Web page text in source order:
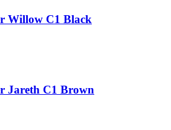
Willow C1 Black
Jareth C1 Brown